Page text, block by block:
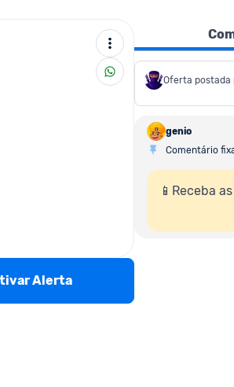
Alerta
Oferta postada
genio
Comentário
📱Receba